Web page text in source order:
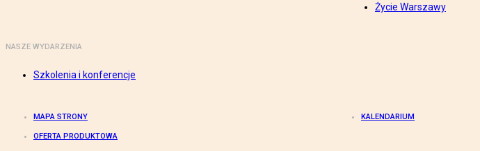
Życie Warszawy
NASZE WYDARZENIA
Szkolenia i konferencje
MAPA STRONY KALENDARIUM
OFERTA PRODUKTOWA